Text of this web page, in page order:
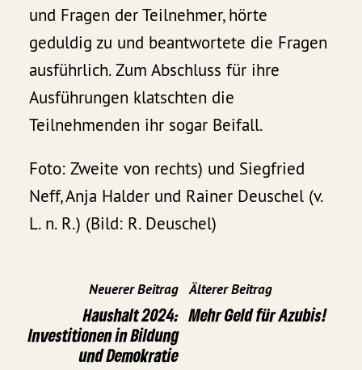
und Fragen der Teilnehmer, hörte
geduldig zu und beantwortete die Fragen
ausführlich. Zum Abschluss für ihre
Ausführungen klatschten die
Teilnehmenden ihr sogar Beifall.
Foto: Zweite von rechts) und Siegfried
Neff, Anja Halder und Rainer Deuschel (v.
L. n. R.) (Bild: R. Deuschel)
Neuerer Beitrag
Haushalt 2024:
Investitionen in Bildung
und Demokratie
Älterer Beitrag
Mehr Geld für Azubis!